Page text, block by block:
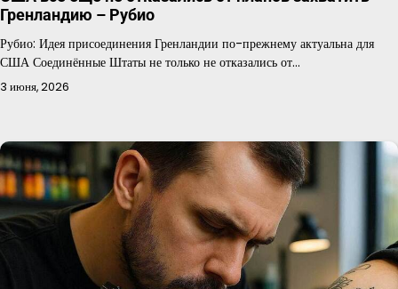
Гренландию – Рубио
Рубио: Идея присоединения Гренландии по-прежнему актуальна для
США Соединённые Штаты не только не отказались от…
3 июня, 2026